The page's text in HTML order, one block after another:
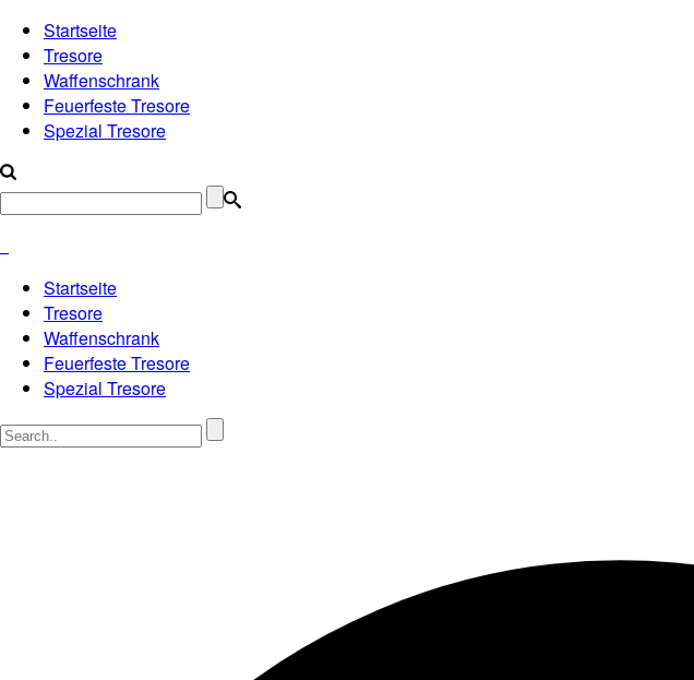
Startseite
Tresore
Waffenschrank
Feuerfeste Tresore
Spezial Tresore
Startseite
Tresore
Waffenschrank
Feuerfeste Tresore
Spezial Tresore